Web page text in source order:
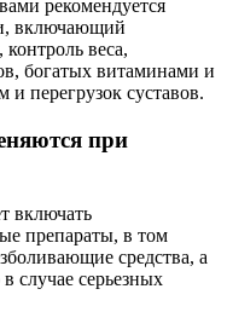
рекомендуется
включающий
веса,
богатых витаминами и
и перегрузок суставов.
при
включать
препараты, в том
средства, а
случае серьезных